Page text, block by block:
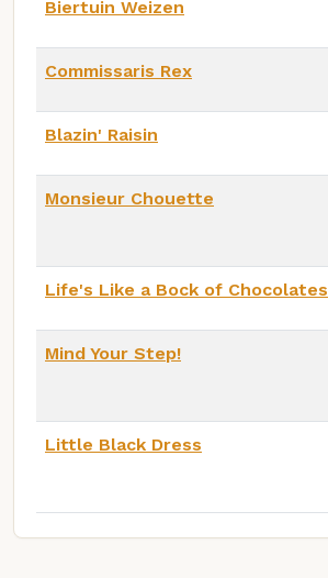
Biertuin Weizen
Commissaris Rex
Blazin' Raisin
Monsieur Chouette
Life's Like a Bock of Chocolates
Mind Your Step!
Little Black Dress